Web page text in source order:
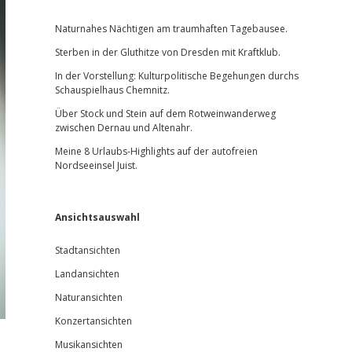
Naturnahes Nächtigen am traumhaften Tagebausee.
Sterben in der Gluthitze von Dresden mit Kraftklub.
In der Vorstellung: Kulturpolitische Begehungen durchs
Schauspielhaus Chemnitz.
Über Stock und Stein auf dem Rotweinwanderweg
zwischen Dernau und Altenahr.
Meine 8 Urlaubs-Highlights auf der autofreien
Nordseeinsel Juist.
Ansichtsauswahl
Stadtansichten
Landansichten
Naturansichten
Konzertansichten
Musikansichten